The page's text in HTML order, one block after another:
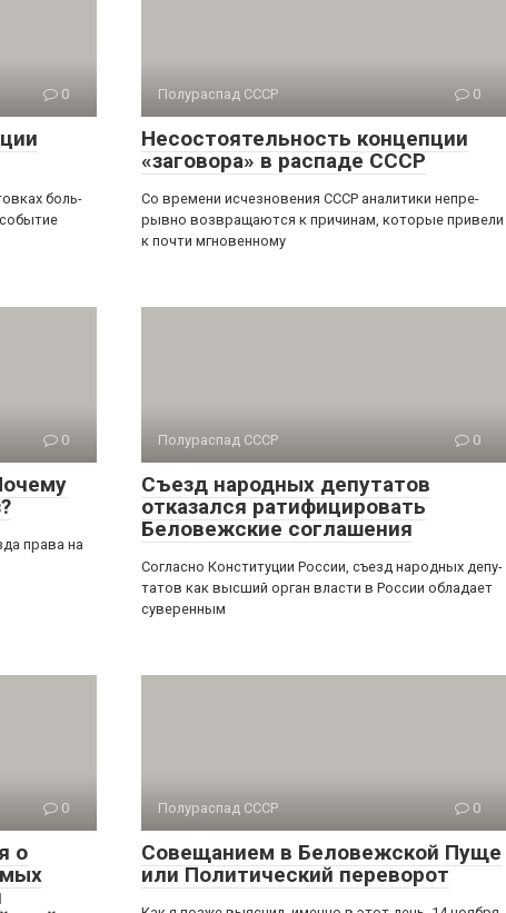
0
боль­
Полураспад СССР 0
Несостоятельность концепции
«заговора» в распаде СССР
Со времени исчезновения СССР аналитики непре­
рывно возвращаются к причинам, которые привели
к почти мгновенному
0
права на
Полураспад СССР 0
Съезд народных депутатов
отказался ратифицировать
Беловежские соглашения
Согласно Конституции России, съезд народных депу­
татов как высший орган власти в России обладает
суверен­ным
0
о
Полураспад СССР 0
Совещанием в Беловежской Пуще
или Политический переворот